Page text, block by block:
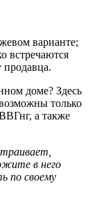
варианте;
встречаются
продавца.
доме? Здесь
только
а также
в него
по своему